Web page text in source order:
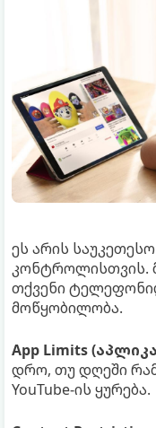
ეს არის
კონტროლისთვის.
თქვენი
მოწყობილობა.
App Limits
დრო, თუ დღეში
YouTube-ის ყურება.